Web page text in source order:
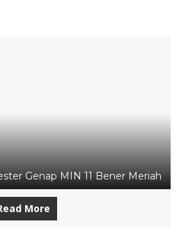
Genap MIN 11 Bener Meriah
More